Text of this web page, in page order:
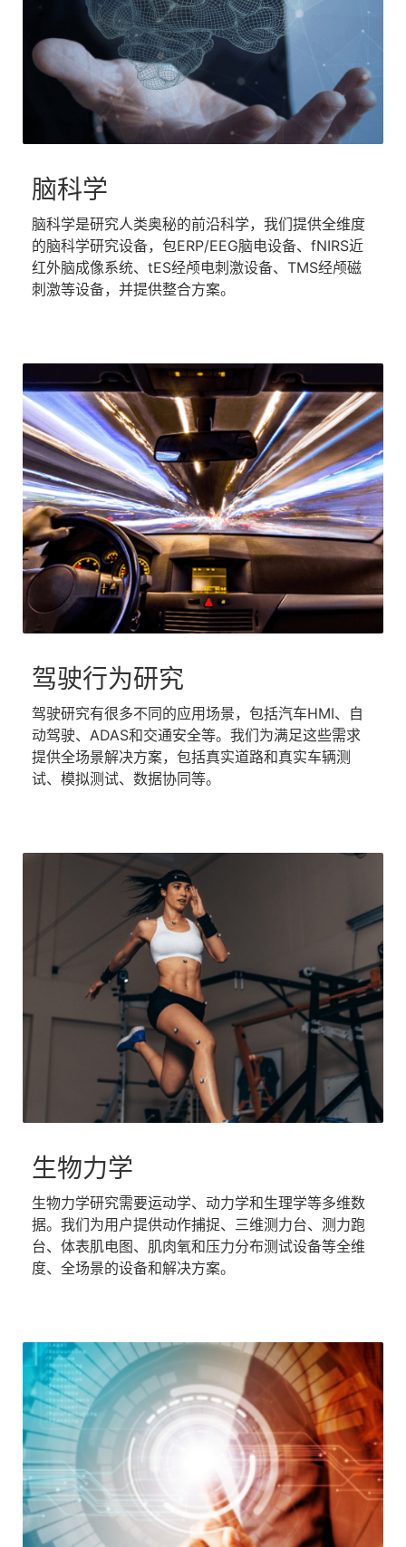
脑科学​
脑科学是研究人类奥秘的前沿科学，我们提供全维度
的脑科学研究设备，包ERP/EEG脑电设备、fNIRS近
红外脑成像系统、tES经颅电刺激设备、TMS经颅磁
刺激等设备，并提供整合方案。
驾驶行为研究
驾驶研究有很多不同的应用场景，包括汽车HMI、自
动驾驶、ADAS和交通安全等。我们为满足这些需求
提供全场景解决方案，包括真实道路和真实车辆测
试、模拟测试、数据协同等。
生物力学
生物力学研究需要运动学、动力学和生理学等多维数
据。我们为用户提供动作捕捉、三维测力台、测力跑
台、体表肌电图、肌肉氧和压力分布测试设备等全维
度、全场景的设备和解决方案。